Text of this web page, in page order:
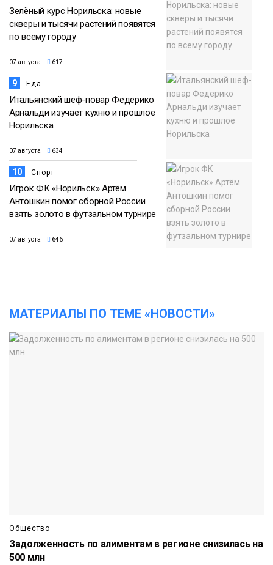
Зелёный курс Норильска: новые
скверы и тысячи растений появятся
по всему городу
07 августа 617
9 Еда
Итальянский шеф-повар Федерико
Арнальди изучает кухню и прошлое
Норильска
07 августа 634
10 Спорт
Игрок ФК «Норильск» Артём
Антошкин помог сборной России
взять золото в футзальном турнире
07 августа 646
МАТЕРИАЛЫ ПО ТЕМЕ «НОВОСТИ»
Общество
Задолженность по алиментам в регионе снизилась на
500 млн